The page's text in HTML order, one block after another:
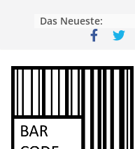
Das Neueste: